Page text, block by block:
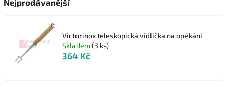
Nejprodávanější
Victorinox teleskopická vidlička na opékání
Skladem(3 ks)
364 Kč